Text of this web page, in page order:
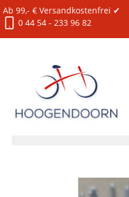
Ab 99,- € Versandkostenfrei ✔
0 44 54 - 233 96 82